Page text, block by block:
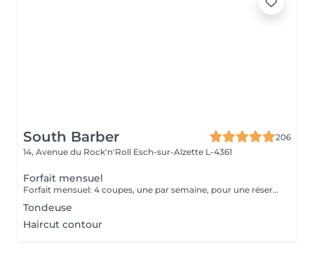
South Barber
206
14, Avenue du Rock'n'Roll Esch-sur-Alzette L-4361
Forfait mensuel
Forfait mensuel: 4 coupes, une par semaine, pour une réservation ou un renseignement nous restons joignable sur notre numéro: 26 30 07 57 Ou sur place directement
Tondeuse
Haircut contour